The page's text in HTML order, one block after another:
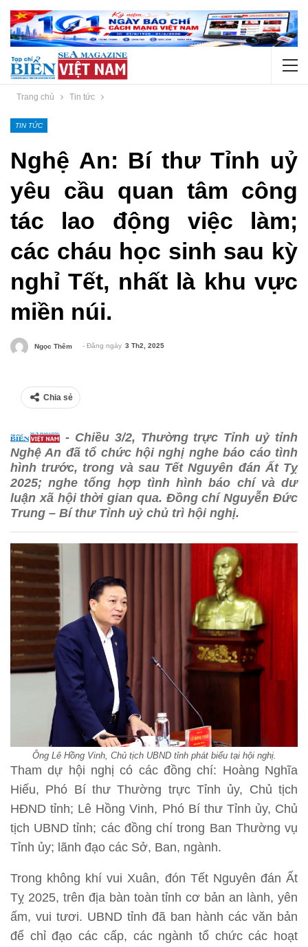
Trang chủ Tin tức
TIN TỨC
Nghệ An: Bí thư Tỉnh uỷ
yêu cầu quan tâm công
tác lao động việc làm;
các cháu học sinh sau kỳ
nghỉ Tết, nhất là khu vực
miền núi.
Ngọc Thêm - Đăng ngày 3 Th2, 2025
Chia sẻ
- Chiều 3/2, Thường trực Tỉnh uỷ tỉnh
Nghệ An đã tổ chức hội nghị nghe báo cáo tình
hình trước, trong và sau Tết Nguyên đán Ất Tỵ
2025; nghe tổng hợp tình hình báo chí và dư
luận xã hội thời gian qua. Đồng chí Nguyễn Đức
Trung – Bí thư Tỉnh uỷ chủ trì hội nghị.
Ông Lê Hồng Vinh, Chủ tịch UBND tỉnh phát biểu tại hội nghị.
Tham dự hội nghị có các đồng chí: Hoàng Nghĩa
Hiếu, Phó Bí thư Thường trực Tỉnh ủy, Chủ tịch
HĐND tỉnh; Lê Hồng Vinh, Phó Bí thư Tỉnh ủy, Chủ
tịch UBND tỉnh; các đồng chí trong Ban Thường vụ
Tỉnh ủy; lãnh đạo các Sở, Ban, ngành.
Trong không khí vui Xuân, đón Tết Nguyên đán Ất
Tỵ 2025, trên địa bàn toàn tỉnh cơ bản an lành, yên
ấm, vui tươi. UBND tỉnh đã ban hành các văn bản
để chỉ đạo các cấp, các ngành tổ chức các hoạt